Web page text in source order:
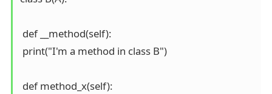
def __method(self):
print("I'm a method in class B")
def method_x(self):